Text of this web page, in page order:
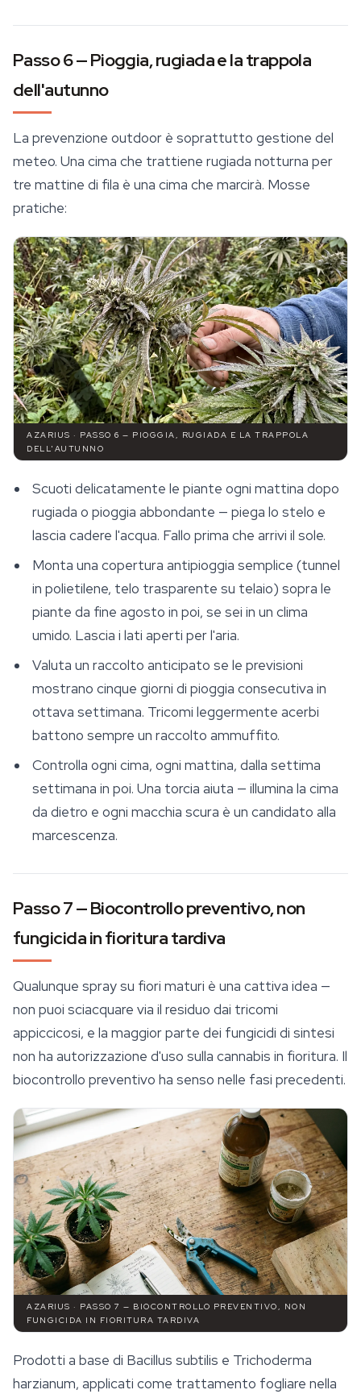
Passo 6 — Pioggia, rugiada e la trappola
dell'autunno
La prevenzione outdoor è soprattutto gestione del
meteo. Una cima che trattiene rugiada notturna per
tre mattine di fila è una cima che marcirà. Mosse
pratiche:
AZARIUS · PASSO 6 — PIOGGIA, RUGIADA E LA TRAPPOLA
DELL'AUTUNNO
Scuoti delicatamente le piante ogni mattina dopo
rugiada o pioggia abbondante — piega lo stelo e
lascia cadere l'acqua. Fallo prima che arrivi il sole.
Monta una copertura antipioggia semplice (tunnel
in polietilene, telo trasparente su telaio) sopra le
piante da fine agosto in poi, se sei in un clima
umido. Lascia i lati aperti per l'aria.
Valuta un raccolto anticipato se le previsioni
mostrano cinque giorni di pioggia consecutiva in
ottava settimana. Tricomi leggermente acerbi
battono sempre un raccolto ammuffito.
Controlla ogni cima, ogni mattina, dalla settima
settimana in poi. Una torcia aiuta — illumina la cima
da dietro e ogni macchia scura è un candidato alla
marcescenza.
Passo 7 — Biocontrollo preventivo, non
fungicida in fioritura tardiva
Qualunque spray su fiori maturi è una cattiva idea —
non puoi sciacquare via il residuo dai tricomi
appiccicosi, e la maggior parte dei fungicidi di sintesi
non ha autorizzazione d'uso sulla cannabis in fioritura. Il
biocontrollo preventivo ha senso nelle fasi precedenti.
AZARIUS · PASSO 7 — BIOCONTROLLO PREVENTIVO, NON
FUNGICIDA IN FIORITURA TARDIVA
Prodotti a base di Bacillus subtilis e Trichoderma
harzianum, applicati come trattamento fogliare nella